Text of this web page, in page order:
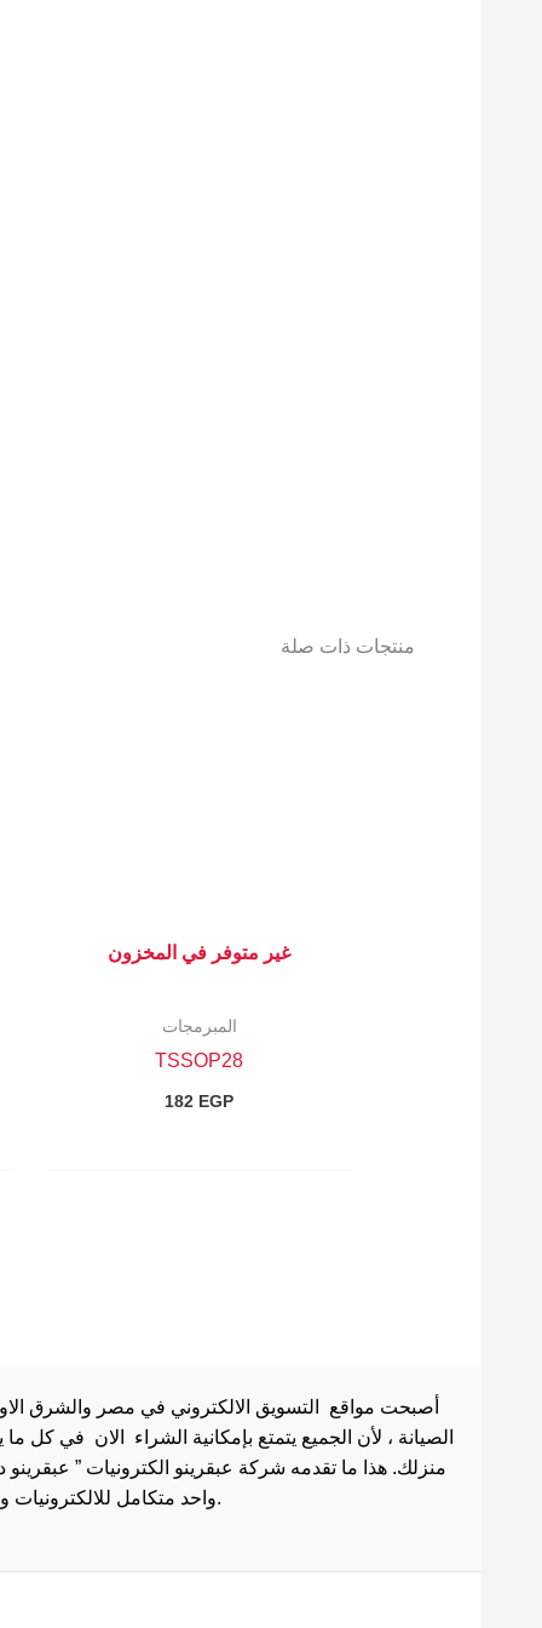
منتجات ذات صلة
غير متوفر في المخزون
المبرمجات
TSSOP28
182 EGP
أصبحت مواقع التسويق الالكتروني في مصر والشرق
الصيانة ، لأن الجميع يتمتع بإمكانية الشراء الان في كل
منزلك. هذا ما تقدمه شركة عبقرينو الكترونيات ”
واحد متكامل للالكترونيات وادوات الصيانة . هذا ما يجعل موقع عبقرينو دوت كوم من أفضل مواقع تسوق عبر الإنترنت في مصر.